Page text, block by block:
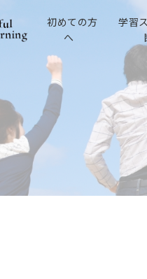
初めての方
へ
学習